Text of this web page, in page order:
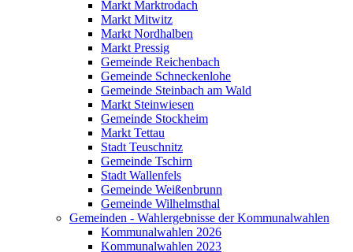
Markt Marktrodach
Markt Mitwitz
Markt Nordhalben
Markt Pressig
Gemeinde Reichenbach
Gemeinde Schneckenlohe
Gemeinde Steinbach am Wald
Markt Steinwiesen
Gemeinde Stockheim
Markt Tettau
Stadt Teuschnitz
Gemeinde Tschirn
Stadt Wallenfels
Gemeinde Weißenbrunn
Gemeinde Wilhelmsthal
Gemeinden - Wahlergebnisse der Kommunalwahlen
Kommunalwahlen 2026
Kommunalwahlen 2023